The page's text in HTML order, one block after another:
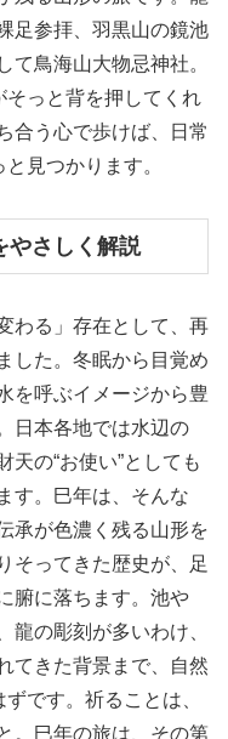
足参拝、羽黒山の鏡池
て鳥海山大物忌神社。
そっと背を押してくれ
合う心で歩けば、日常
見つかります。
やさしく解説
わる」存在として、再
した。冬眠から目覚め
を呼ぶイメージから豊
日本各地では水辺の
の“お使い”としても
す。巳年は、そんな
承が色濃く残る山形を
そってきた歴史が、足
腑に落ちます。池や
龍の彫刻が多いわけ、
てきた背景まで、自然
です。祈ることは、
。巳年の旅は、その第